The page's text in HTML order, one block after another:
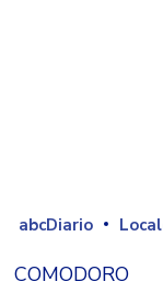
abcDiario
COMODORO